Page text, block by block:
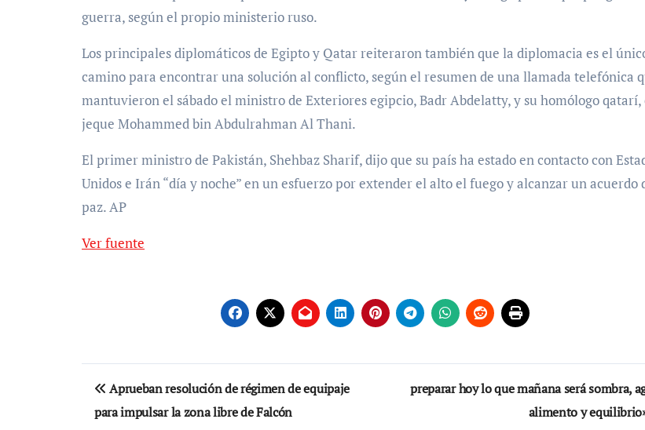
guerra, según el propio ministerio ruso.
Los principales diplomáticos de Egipto y Qatar reiteraron también que la diplomacia es el
camino para encontrar una solución al conflicto, según el resumen de una llamada telefónica
mantuvieron el sábado el ministro de Exteriores egipcio, Badr Abdelatty, y su homólogo qatarí,
jeque Mohammed bin Abdulrahman Al Thani.
El primer ministro de Pakistán, Shehbaz Sharif, dijo que su país ha estado en contacto con
Unidos e Irán “día y noche” en un esfuerzo por extender el alto el fuego y alcanzar un acuerdo
paz. AP
Ver fuente
Navegación
de
Aprueban resolución de régimen de equipaje
para impulsar la zona libre de Falcón
preparar hoy lo que mañana será sombra,
alimento y